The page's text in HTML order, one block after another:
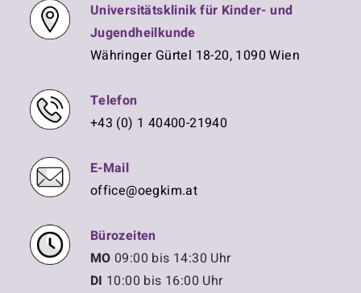
Universitätsklinik für Kinder- und
Jugendheilkunde
Währinger Gürtel 18-20, 1090 Wien
Telefon
+43 (0) 1 40400-21940
E-Mail
office@oegkim.at
Bürozeiten
MO 09:00 bis 14:30 Uhr
DI 10:00 bis 16:00 Uhr